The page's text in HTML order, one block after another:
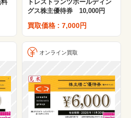
トレストランツホールディン
グス株主優待券 10,000円
買取価格 : 7,000円
オンライン買取